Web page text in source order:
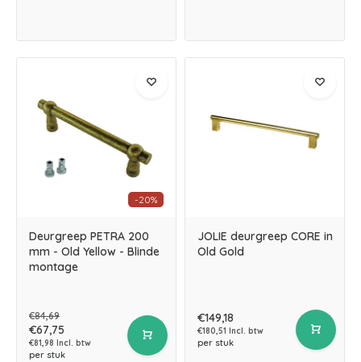
-20%
Deurgreep PETRA 200
mm - Old Yellow - Blinde
montage
€84,69
€67,75
€81,98 Incl. btw
per stuk
JOLIE deurgreep CORE in
Old Gold
€149,18
€180,51 Incl. btw
per stuk